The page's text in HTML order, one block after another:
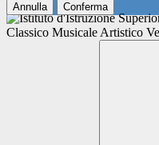
Annulla Conferma